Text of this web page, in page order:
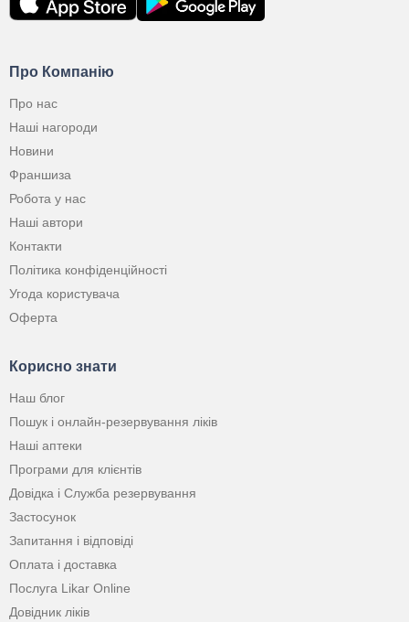
Про Компанію
Про нас
Наші нагороди
Новини
Франшиза
Робота у нас
Наші автори
Контакти
Політика конфіденційності
Угода користувача
Оферта
Корисно знати
Наш блог
Пошук і онлайн-резервування ліків
Наші аптеки
Програми для клієнтів
Довідка і Служба резервування
Застосунок
Запитання і відповіді
Оплата і доставка
Послуга Likar Online
Довідник ліків